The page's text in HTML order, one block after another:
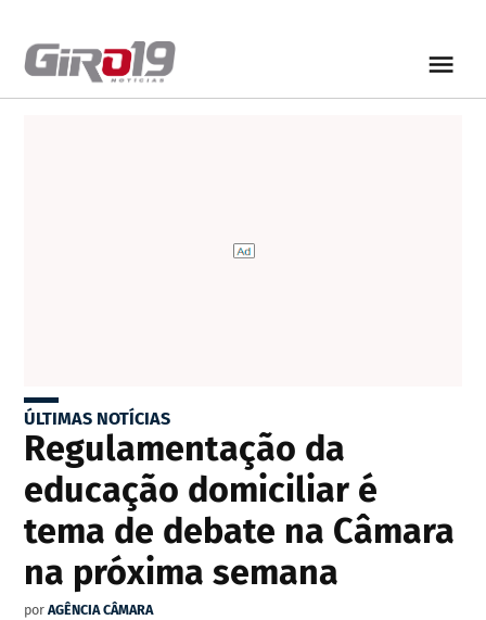
ÚLTIMAS NOTÍCIAS
Regulamentação da
educação domiciliar é
tema de debate na Câmara
na próxima semana
por AGÊNCIA CÂMARA